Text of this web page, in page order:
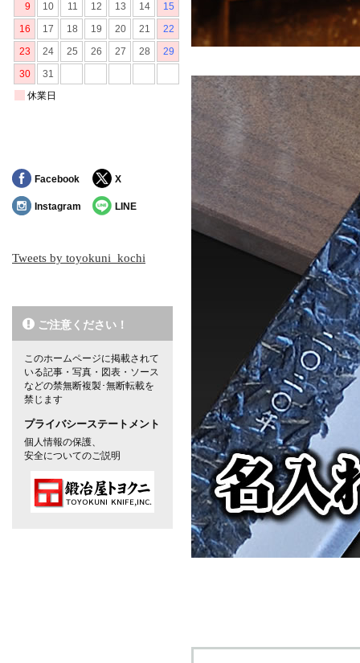
Facebook X
Instagram LINE
Tweets by toyokuni_kochi
ご注意ください！
このホームページに掲載されて
いる記事・写真・図表・ソース
などの禁無断複製･無断転載を
禁じます
プライバシーステートメント
個人情報の保護、
安全についてのご説明